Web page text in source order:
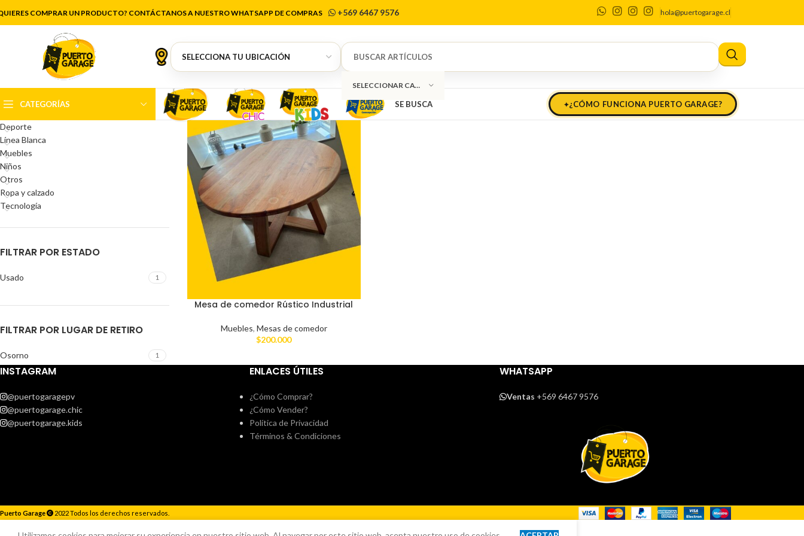
COMPRAR UN PRODUCTO? CONTÁCTANOS A NUESTRO WHATSAPP DE COMPRAS +569 6467 9576 hola@puertogarage.cl
SELECCIONAR CATEGORÍA
CATEGORÍAS SE BUSCA ¿CÓMO FUNCIONA PUERTO GARAGE?
Rústico Industrial
CATEGORÍAS DEL PRODUCTO
Antigüedades
Artículos de cocina
Belleza
Deporte
Línea Blanca
Muebles
Niños
Otros
Ropa y calzado
Tecnología
FILTRAR POR ESTADO
Usado 1
FILTRAR POR LUGAR DE RETIRO
Osorno 1
Mesa de comedor Rústico Industrial
Muebles, Mesas de comedor
$200.000
INSTAGRAM
@puertogaragepv
@puertogarage.chic
@puertogarage.kids
ENLACES ÚTILES
¿Cómo Comprar?
¿Cómo Vender?
Política de Privacidad
Términos & Condiciones
WHATSAPP
Ventas +569 6467 9576
Puerto Garage 2022 Todos los derechos reservados.